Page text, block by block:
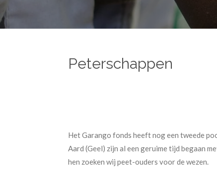
Peterschappen
Het Garango fonds heeft nog een tweede
Aard (Geel) zijn al een geruime tijd begaan
hen zoeken wij peet-ouders voor de wezen.